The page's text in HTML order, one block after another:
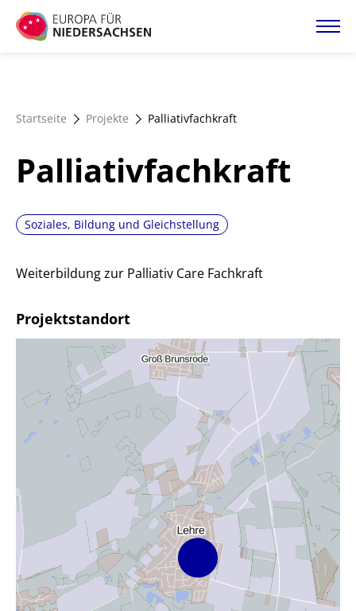
Direkt
zum
Förderangebote
Magazin
Startseite Projekte Palliativfachkraft
Palliativfachkraft
Soziales, Bildung und Gleichstellung
Weiterbildung zur Palliativ Care Fachkraft
Projektstandort